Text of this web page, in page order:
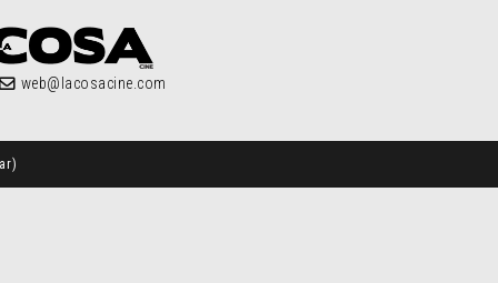
web@lacosacine.com
)